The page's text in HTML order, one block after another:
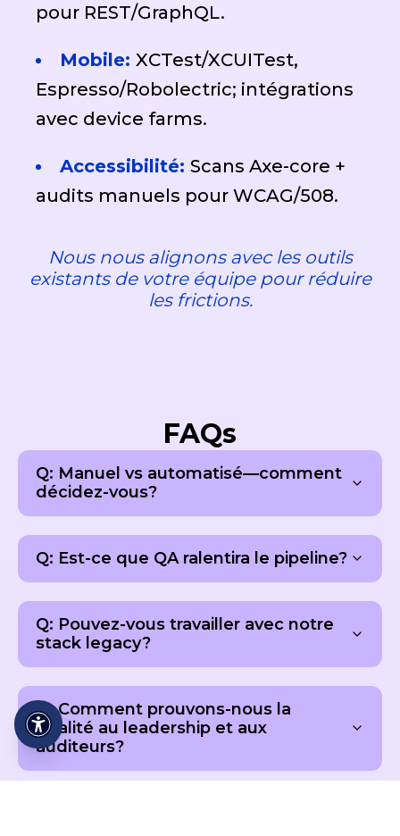
pour REST/GraphQL.
Mobile: XCTest/XCUITest,
Espresso/Robolectric; intégrations
avec device farms.
Accessibilité: Scans Axe-core +
audits manuels pour WCAG/508.
Nous nous alignons avec les outils
existants de votre équipe pour réduire
les frictions.
FAQs
Q: Manuel vs automatisé—comment
décidez-vous?
Q: Est-ce que QA ralentira le pipeline?
Q: Pouvez-vous travailler avec notre
stack legacy?
Q: Comment prouvons-nous la
qualité au leadership et aux
auditeurs?